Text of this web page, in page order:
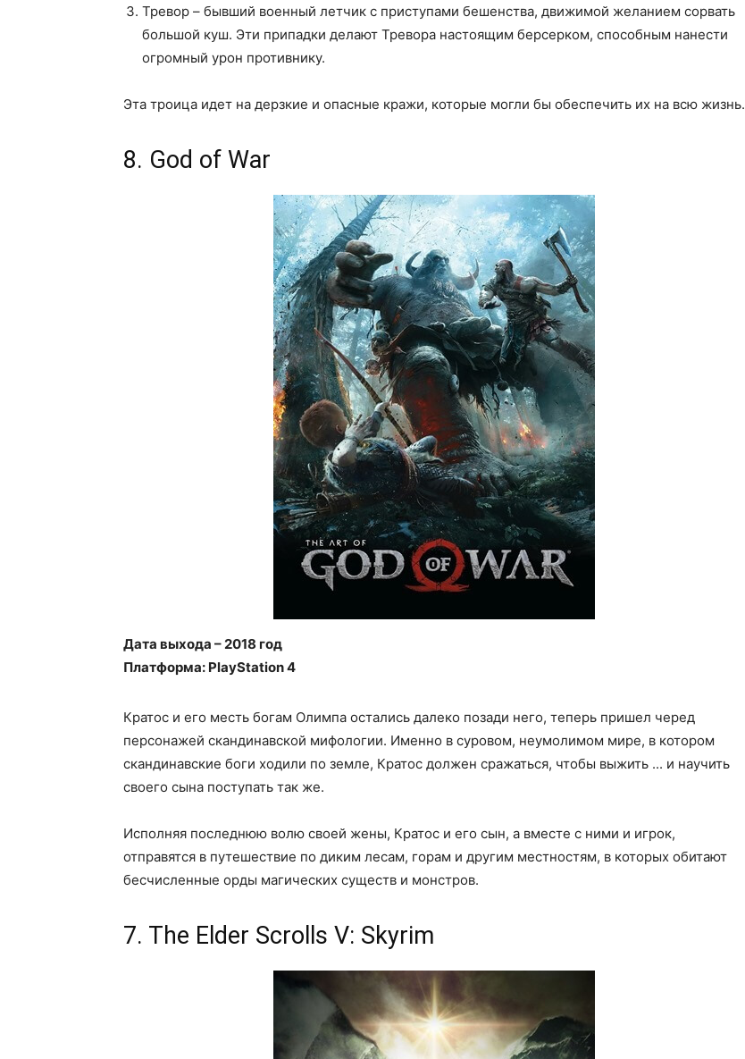
Тревор – бывший военный летчик с приступами бешенства, движимой желанием сорвать
большой куш. Эти припадки делают Тревора настоящим берсерком, способным нанести
огромный урон противнику.
Эта троица идет на дерзкие и опасные кражи, которые могли бы обеспечить их на всю жизнь.
8. God of War
Дата выхода – 2018 год
Платформа: PlayStation 4
Кратос и его месть богам Олимпа остались далеко позади него, теперь пришел черед
персонажей скандинавской мифологии. Именно в суровом, неумолимом мире, в котором
скандинавские боги ходили по земле, Кратос должен сражаться, чтобы выжить ... и научить
своего сына поступать так же.
Исполняя последнюю волю своей жены, Кратос и его сын, а вместе с ними и игрок,
отправятся в путешествие по диким лесам, горам и другим местностям, в которых обитают
бесчисленные орды магических существ и монстров.
7. The Elder Scrolls V: Skyrim